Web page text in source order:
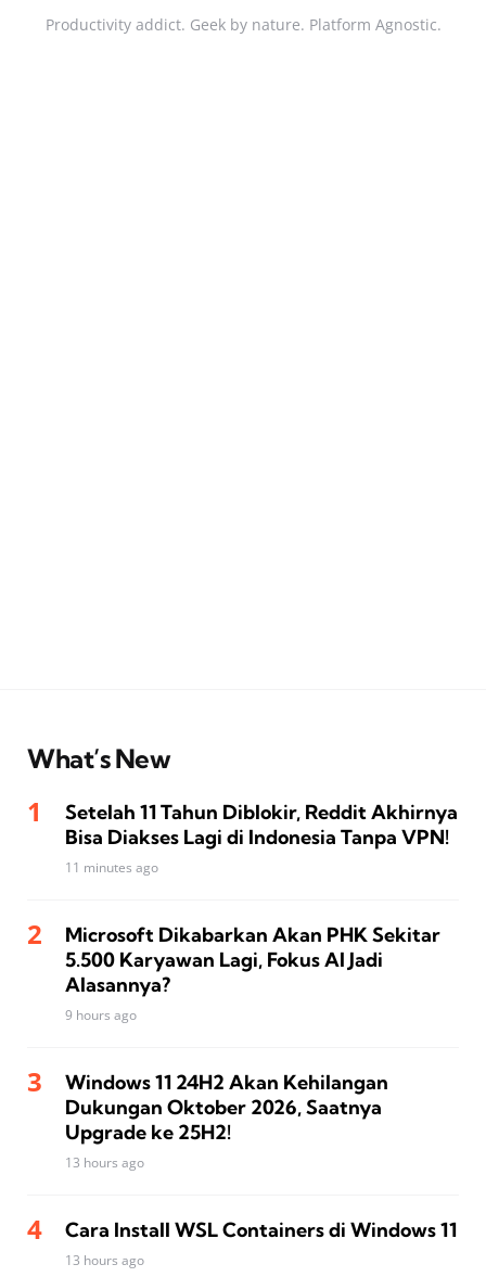
Productivity addict. Geek by nature. Platform Agnostic.
What’s New
Setelah 11 Tahun Diblokir, Reddit Akhirnya
Bisa Diakses Lagi di Indonesia Tanpa VPN!
11 minutes ago
Microsoft Dikabarkan Akan PHK Sekitar
5.500 Karyawan Lagi, Fokus AI Jadi
Alasannya?
9 hours ago
Windows 11 24H2 Akan Kehilangan
Dukungan Oktober 2026, Saatnya
Upgrade ke 25H2!
13 hours ago
Cara Install WSL Containers di Windows 11
13 hours ago